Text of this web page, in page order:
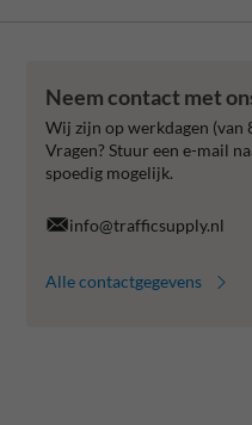
Neem contact met
Wij zijn op werkdagen (van
Vragen? Stuur een e-mail
spoedig mogelijk.
info@trafficsupply.nl
Alle contactgegevens